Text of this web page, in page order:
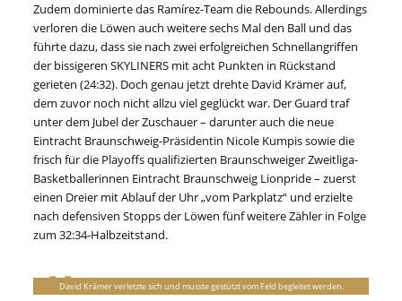
Zudem dominierte das Ramírez-Team die Rebounds. Allerdings
verloren die Löwen auch weitere sechs Mal den Ball und das
führte dazu, dass sie nach zwei erfolgreichen Schnellangriffen
der bissigeren SKYLINERS mit acht Punkten in Rückstand
gerieten (24:32). Doch genau jetzt drehte David Krämer auf,
dem zuvor noch nicht allzu viel geglückt war. Der Guard traf
unter dem Jubel der Zuschauer – darunter auch die neue
Eintracht Braunschweig-Präsidentin Nicole Kumpis sowie die
frisch für die Playoffs qualifizierten Braunschweiger Zweitliga-
Basketballerinnen Eintracht Braunschweig Lionpride – zuerst
einen Dreier mit Ablauf der Uhr „vom Parkplatz“ und erzielte
nach defensiven Stopps der Löwen fünf weitere Zähler in Folge
zum 32:34-Halbzeitstand.
David Krämer verletzte sich und musste gestützt vom Feld begleitet werden.